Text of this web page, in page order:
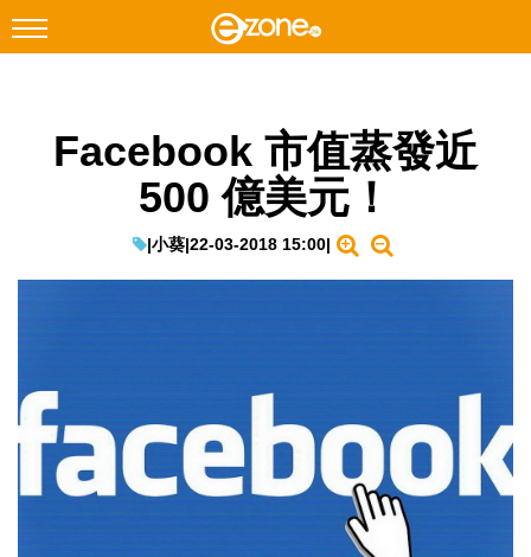
Facebook Instagram
遊戲動漫
IT Times
生成式AI與雲端應用
Enterprise Digital Transformation
Facebook 市值蒸發近
500 億美元！
|小葵|22-03-2018 15:00|